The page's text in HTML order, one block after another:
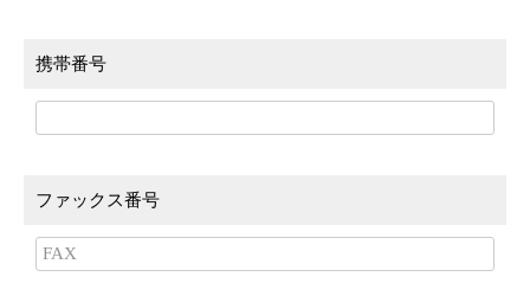
携帯番号
ファックス番号